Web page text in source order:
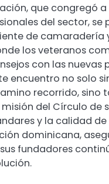
que congregó a
del sector, se
de camaradería
los veteranos
con las nuevas
encuentro no solo
recorrido, sino
del Círculo de
y la calidad de
dominicana,
fundadores